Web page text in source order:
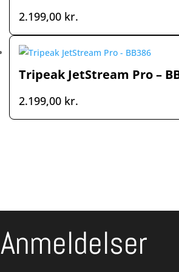
2.199,00 kr.
Tripeak JetStream Pro –
2.199,00 kr.
Anmeldelser